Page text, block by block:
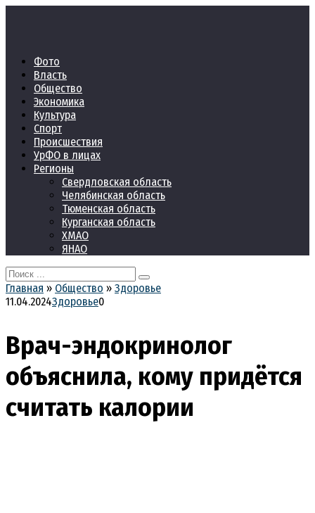
Фото
Власть
Общество
Экономика
Культура
Спорт
Происшествия
УрФО в лицах
Регионы
Свердловская область
Челябинская область
Тюменская область
Курганская область
ХМАО
ЯНАО
Search
for:
Главная » Общество » Здоровье
11.04.2024Здоровье0
Врач-эндокринолог
объяснила, кому придётся
считать калории